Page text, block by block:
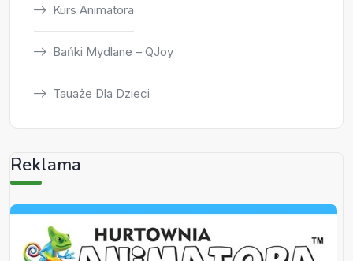
Kurs Animatora
Bańki Mydlane – QJoy
Tauaże Dla Dzieci
Reklama